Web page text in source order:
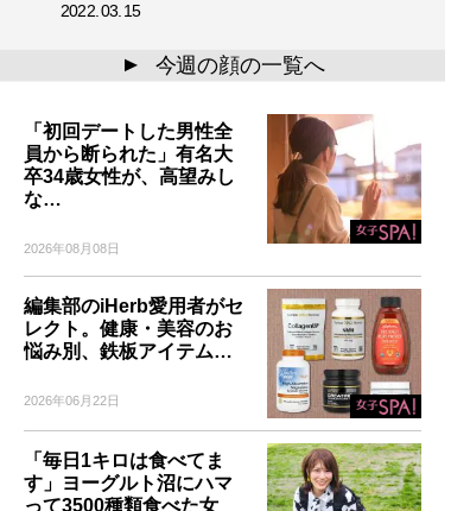
2022.03.15
▲ 今週の顔の一覧へ
「初回デートした男性全
員から断られた」有名大
卒34歳女性が、高望みし
な…
2026年08月08日
編集部のiHerb愛用者がセ
レクト。健康・美容のお
悩み別、鉄板アイテム…
2026年06月22日
「毎日1キロは食べてま
す」ヨーグルト沼にハマ
って3500種類食べた女